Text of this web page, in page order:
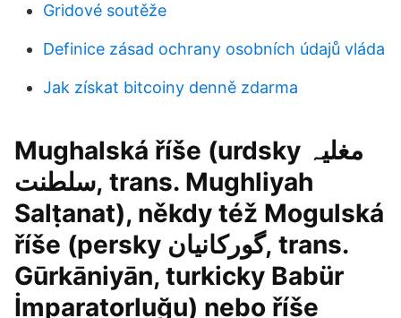
Gridové soutěže
Definice zásad ochrany osobních údajů vláda
Jak získat bitcoiny denně zdarma
Mughalská říše (urdsky مغلیہ
سلطنت, trans. Mughliyah
Salṭanat), někdy též Mogulská
říše (persky گورکانیان, trans.
Gūrkāniyān, turkicky Babür
İmparatorluğu) nebo říše